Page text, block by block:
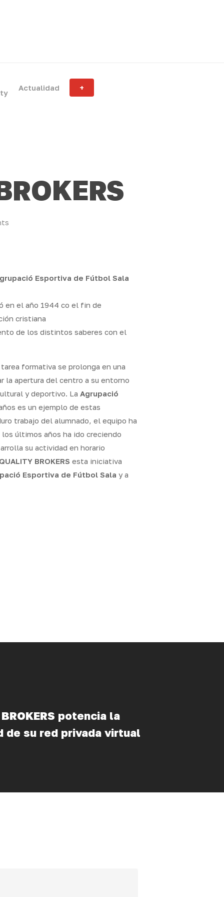
Actualidad +
Esportiva de Fútbol Sala
en el año 1944 co el fin de
cristiana
de los distintos saberes con el
formativa se prolonga en una
la apertura del centro a su entorno
y deportivo. La Agrupació
es un ejemplo de estas
trabajo del alumnado, el equipo ha
últimos años ha ido creciendo
su actividad en horario
BROKERS esta iniciativa
Esportiva de Fútbol Sala y a
potencia la
de su red privada virtual